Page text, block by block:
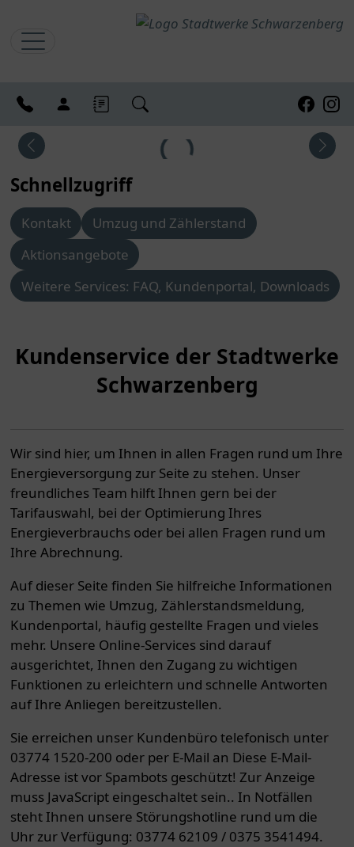
KontaktKundenlogin
Blog Suchen
Schnellzugriff
Kontakt
Umzug und Zählerstand
Aktionsangebote
Weitere Services: FAQ, Kundenportal, Downloads
Kundenservice der Stadtwerke
Schwarzenberg
Wir sind hier, um Ihnen in allen Fragen rund um Ihre
Energieversorgung zur Seite zu stehen. Unser
freundliches Team hilft Ihnen gern bei der
Tarifauswahl, bei der Optimierung Ihres
Energieverbrauchs oder bei allen Fragen rund um
Ihre Abrechnung.
Auf dieser Seite finden Sie hilfreiche Informationen
zu Themen wie Umzug, Zählerstandsmeldung,
Kundenportal, häufig gestellte Fragen und vieles
mehr. Unsere Online-Services sind darauf
ausgerichtet, Ihnen den Zugang zu wichtigen
Funktionen zu erleichtern und schnelle Antworten
auf Ihre Anliegen bereitzustellen.
Sie erreichen unser Kundenbüro telefonisch unter
03774 1520-200 oder per E-Mail an Diese E-Mail-
Adresse ist vor Spambots geschützt! Zur Anzeige
muss JavaScript eingeschaltet sein.. In Notfällen
steht Ihnen unsere Störungshotline rund um die
Uhr zur Verfügung: 03774 62109 / 0375 3541494.